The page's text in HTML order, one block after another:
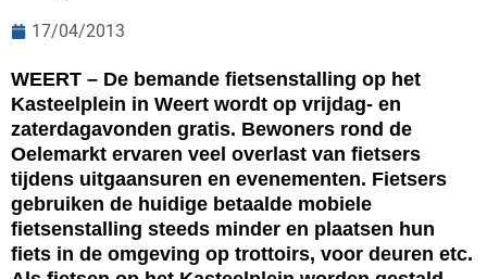
17/04/2013
WEERT – De bemande fietsenstalling op het
Kasteelplein in Weert wordt op vrijdag- en
zaterdagavonden gratis. Bewoners rond de
Oelemarkt ervaren veel overlast van fietsers
tijdens uitgaansuren en evenementen. Fietsers
gebruiken de huidige betaalde mobiele
fietsenstalling steeds minder en plaatsen hun
fiets in de omgeving op trottoirs, voor deuren etc.